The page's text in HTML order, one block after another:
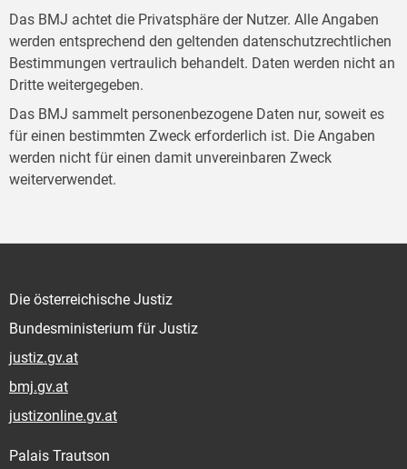
Das BMJ achtet die Privatsphäre der Nutzer. Alle Angaben
werden entsprechend den geltenden datenschutzrechtlichen
Bestimmungen vertraulich behandelt. Daten werden nicht an
Dritte weitergegeben.
Das BMJ sammelt personenbezogene Daten nur, soweit es
für einen bestimmten Zweck erforderlich ist. Die Angaben
werden nicht für einen damit unvereinbaren Zweck
weiterverwendet.
Die österreichische Justiz
Bundesministerium für Justiz
justiz.gv.at
bmj.gv.at
justizonline.gv.at
Palais Trautson